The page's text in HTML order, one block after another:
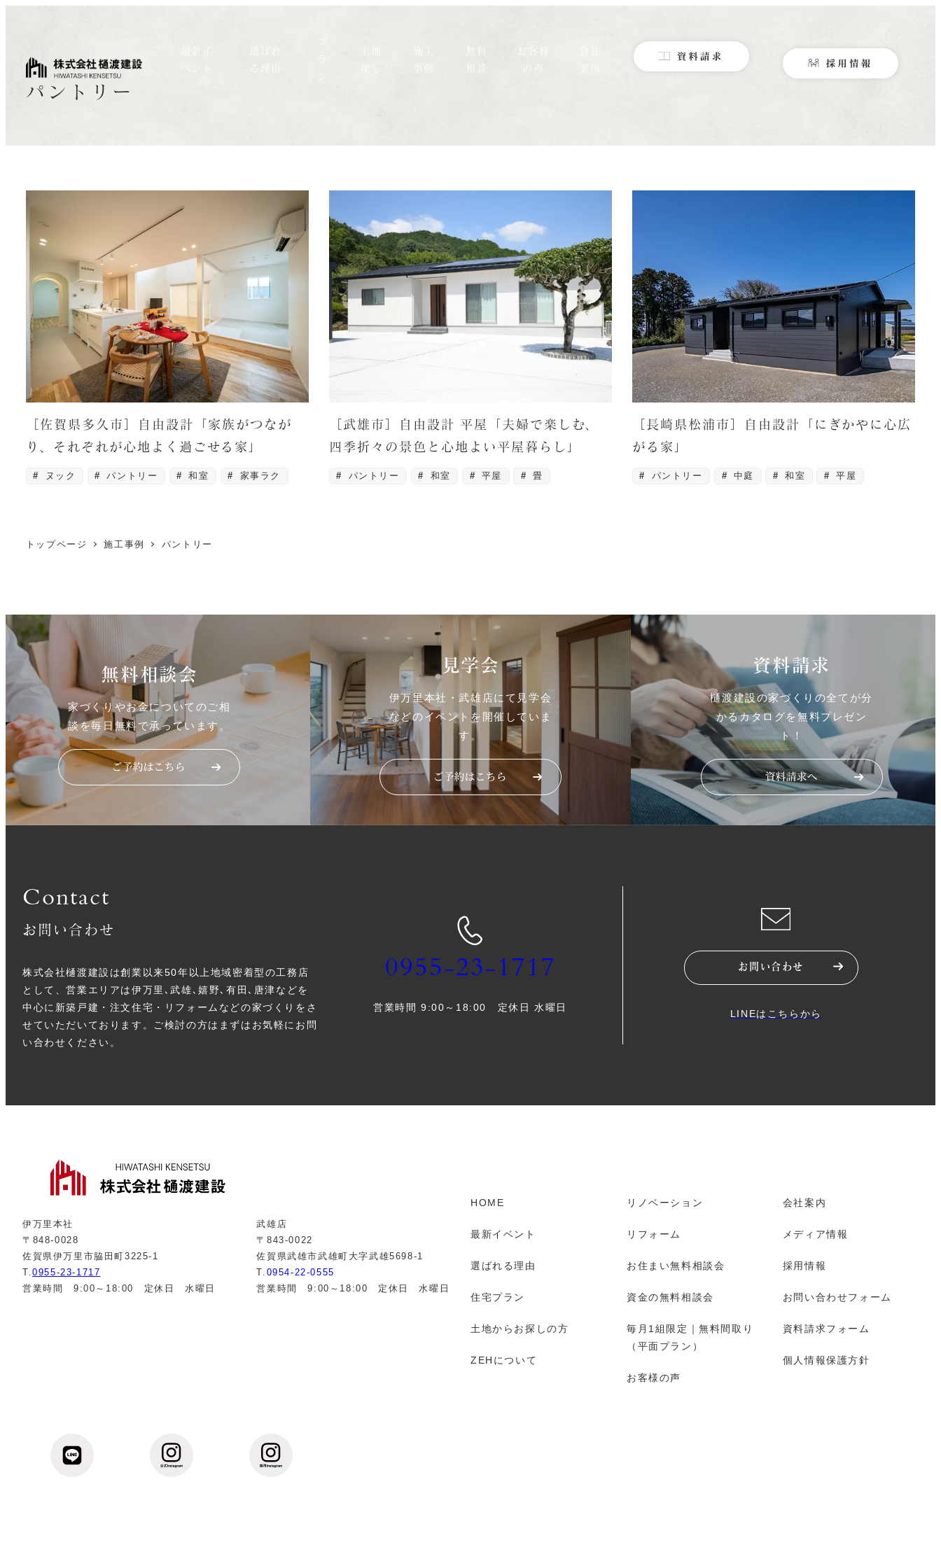
最新イ
ベント
る理由
施工
無料
相談
お客様
の声
パントリー
［佐賀県多久市］自由設計「家族がつなが
り、それぞれが心地よく過ごせる家」
ヌック パントリー 和室 家事ラク
［武雄市］自由設計 平屋「夫婦で楽しむ、
四季折々の景色と心地よい平屋暮らし」
パントリー 和室 平屋 畳
［長崎県松浦市］自由設計「にぎかやに心広
がる家」
パントリー 中庭 和室 平屋
トップページ 施工事例 パントリー
無料相談会
家づくりやお金についてのご相
談を毎日無料で承っています。
見学会
伊万里本社・武雄店にて見学会
などのイベントを開催していま
す。
資料請求
樋渡建設の家づくりの全てが分
かるカタログを無料プレゼン
ト！
Contact
お問い合わせ
株式会社樋渡建設は創業以来50年以上地域密着型の工務店
として、営業エリアは伊万里､武雄､嬉野､有田､唐津などを
中心に新築戸建・注文住宅・リフォームなどの家づくりをさ
せていただいております。ご検討の方はまずはお気軽にお問
い合わせください。
0955-23-1717
営業時間 9:00～18:00 定休日 水曜日
お問い合わせ
LINEはこちらから
伊万里本社
〒848-0028
佐賀県伊万里市脇田町3225-1
T.0955-23-1717
営業時間 9:00～18:00 定休日 水曜日
武雄店
〒843-0022
佐賀県武雄市武雄町大字武雄5698-1
T. 0954-22-0555
営業時間 9:00～18:00 定休日 水曜日
HOME
最新イベント
選ばれる理由
住宅プラン
土地からお探しの方
ZEHについて
リノベーション
リフォーム
お住まい無料相談会
資金の無料相談会
毎月1組限定｜無料間取り
（平面プラン）
お客様の声
会社案内
メディア情報
採用情報
お問い合わせフォーム
資料請求フォーム
個人情報保護方針